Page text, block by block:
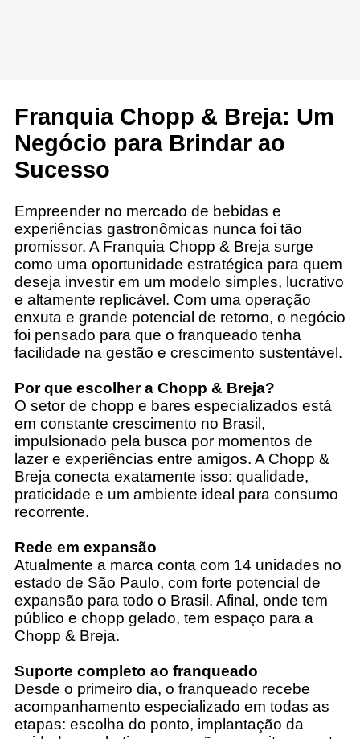
Franquia Chopp & Breja: Um
Negócio para Brindar ao
Sucesso
Empreender no mercado de bebidas e
experiências gastronômicas nunca foi tão
promissor. A Franquia Chopp & Breja surge
como uma oportunidade estratégica para quem
deseja investir em um modelo simples, lucrativo
e altamente replicável. Com uma operação
enxuta e grande potencial de retorno, o negócio
foi pensado para que o franqueado tenha
facilidade na gestão e crescimento sustentável.
Por que escolher a Chopp & Breja?
O setor de chopp e bares especializados está
em constante crescimento no Brasil,
impulsionado pela busca por momentos de
lazer e experiências entre amigos. A Chopp &
Breja conecta exatamente isso: qualidade,
praticidade e um ambiente ideal para consumo
recorrente.
Rede em expansão
Atualmente a marca conta com 14 unidades no
estado de São Paulo, com forte potencial de
expansão para todo o Brasil. Afinal, onde tem
público e chopp gelado, tem espaço para a
Chopp & Breja.
Suporte completo ao franqueado
Desde o primeiro dia, o franqueado recebe
acompanhamento especializado em todas as
etapas: escolha do ponto, implantação da